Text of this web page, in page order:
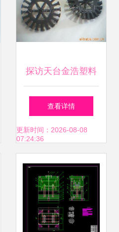
探访天台金浩塑料
模具厂 匠心锻造精
密模具，助力制造
查看详情
更新时间：2026-08-08
07:24:36